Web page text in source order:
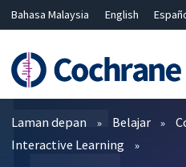
Bahasa Malaysia English
Hrvatski
Deutsch ไทย
繁體
简体中文
Penapis
Laman depan Belajar
Interactive Learning